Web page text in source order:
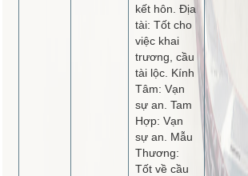
kết hôn. Địa
tài: Tốt cho
việc khai
trương, cầu
tài lộc. Kính
Tâm: Vạn
sự an. Tam
Hợp: Vạn
sự an. Mẫu
Thương:
Tốt về cầu